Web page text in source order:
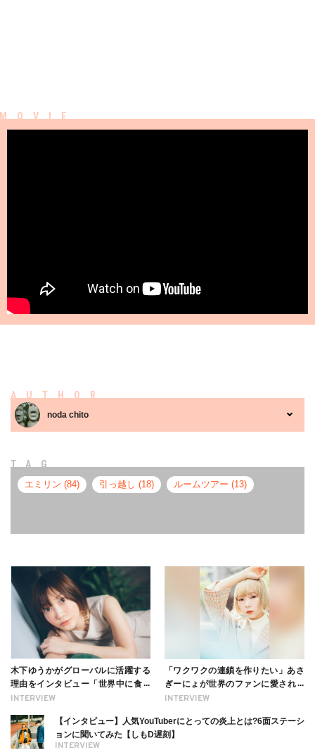
AUTHOR
noda chito
TAG
エミリン (84) 引っ越し (18) ルームツアー (13)
INTERVIEW
木下ゆうかがグローバルに活躍する
理由をインタビュー「世界中に食べ
る幸せを伝えたい」新事務所加入に
INTERVIEW
「ワクワクの連鎖を作りたい」あさ
ぎーにょが世界のファンに愛される
理由【インタビュー】
INTERVIEW
【インタビュー】人気YouTuberにとっての炎上とは?6面ステーシ
ョンに聞いてみた【しもD遅刻】